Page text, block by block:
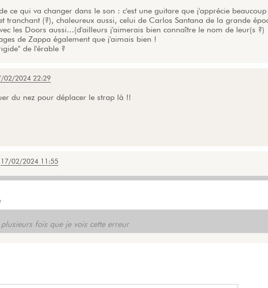
ce qui va changer dans le son : c'est une guitare que j'apprécie
tranchant (?), chaleureux aussi, celui de Carlos Santana de la grande
les Doors aussi...(d'ailleurs j'aimerais bien connaître le nom de leur(s ?)
de Zappa également que j'aimais bien !
de l'érable ?
02/2024 22:29
du nez pour déplacer le strap là !!
17/02/2024 11:55
plusieurs fois que je vois cette erreur